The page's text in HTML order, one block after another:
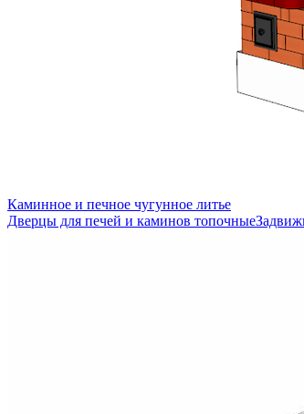
Каминное и печное чугунное литье
Дверцы для печей и каминов топочные